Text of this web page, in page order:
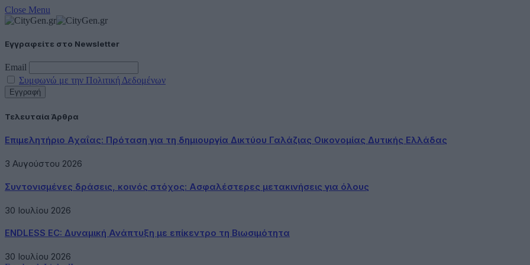
Close Menu
Εγγραφείτε στο Newsletter
Email
Συμφωνώ με την Πολιτική Δεδομένων
Τελευταία Άρθρα
Επιμελητήριο Αχαΐας: Πρόταση για τη δημιουργία Δικτύου Γαλάζιας Οικονομίας Δυτικής Ελλάδας
3 Αυγούστου 2026
Συντονισμένες δράσεις, κοινός στόχος: Ασφαλέστερες μετακινήσεις για όλους
30 Ιουλίου 2026
ENDLESS EC: Δυναμική Ανάπτυξη με επίκεντρο τη Βιωσιμότητα
30 Ιουλίου 2026